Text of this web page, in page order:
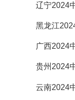
辽宁2024
黑龙江
广西2024
贵州2024
云南2024